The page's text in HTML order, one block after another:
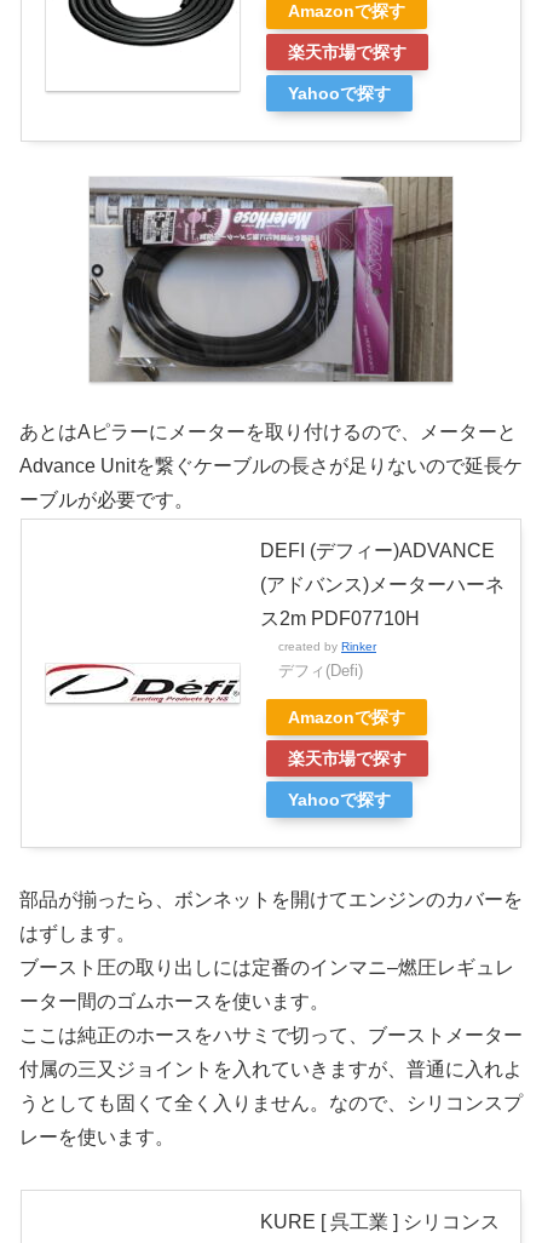
Amazonで探す
楽天市場で探す
Yahooで探す
あとはAピラーにメーターを取り付けるので、メーターと
Advance Unitを繋ぐケーブルの長さが足りないので延長ケ
ーブルが必要です。
DEFI (デフィー)ADVANCE
(アドバンス)メーターハーネ
ス2m PDF07710H
created by Rinker
デフィ(Defi)
Amazonで探す
楽天市場で探す
Yahooで探す
部品が揃ったら、ボンネットを開けてエンジンのカバーを
はずします。
ブースト圧の取り出しには定番のインマニ–燃圧レギュレ
ーター間のゴムホースを使います。
ここは純正のホースをハサミで切って、ブーストメーター
付属の三又ジョイントを入れていきますが、普通に入れよ
うとしても固くて全く入りません。なので、シリコンスプ
レーを使います。
KURE [ 呉工業 ] シリコンス